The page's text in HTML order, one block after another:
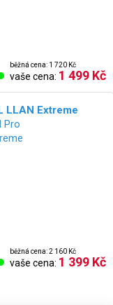
běžná cena: 1 720 Kč
vaše cena: 1 499 Kč
LLAN Extreme
běžná cena: 2 160 Kč
vaše cena: 1 399 Kč